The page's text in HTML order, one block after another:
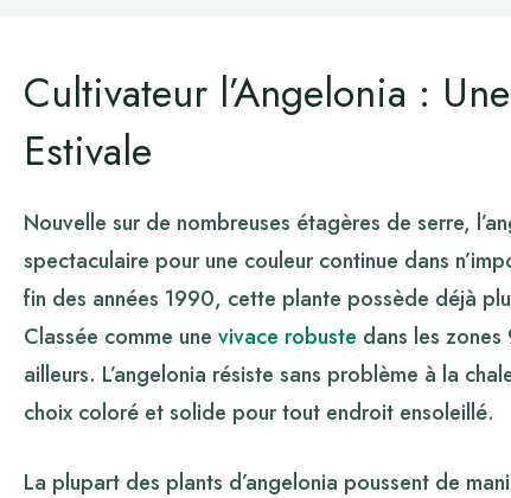
Cultivateur l’Angelonia :
Estivale
Nouvelle sur de nombreuses étagères de serre,
spectaculaire pour une couleur continue dans
fin des années 1990, cette plante possède déjà
Classée comme une vivace robuste dans les zones
ailleurs. L’angelonia résiste sans problème à la
choix coloré et solide pour tout endroit ensoleillé.
La plupart des plants d’angelonia poussent de